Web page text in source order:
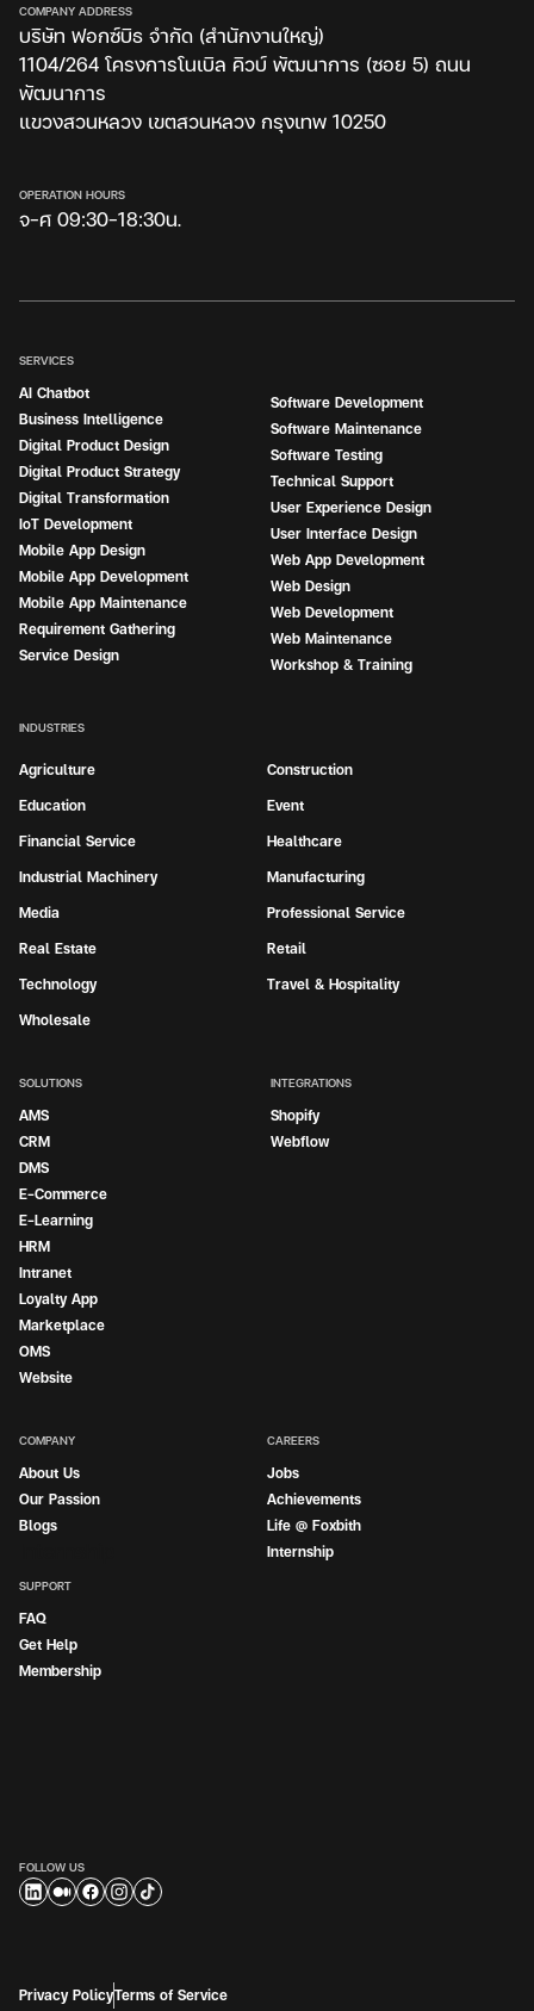
COMPANY ADDRESS
บริษัท ฟอกซ์บิธ จำกัด (สำนักงานใหญ่)
1104/264 โครงการโนเบิล คิวบ์ พัฒนาการ (ซอย 5) ถนน
พัฒนาการ
แขวงสวนหลวง เขตสวนหลวง กรุงเทพ 10250
OPERATION HOURS
จ-ศ 09:30-18:30น.
SERVICES
AI Chatbot
Business Intelligence
Digital Product Design
Digital Product Strategy
Digital Transformation
IoT Development
Mobile App Design
Mobile App Development
Mobile App Maintenance
Requirement Gathering
Service Design
Software Development
Software Maintenance
Software Testing
Technical Support
User Experience Design
User Interface Design
Web App Development
Web Design
Web Development
Web Maintenance
Workshop & Training
SOLUTIONS
AMS
CRM
DMS
E-Commerce
E-Learning
HRM
Intranet
Loyalty App
Marketplace
OMS
Website
INTEGRATIONS
Shopify
Webflow
INDUSTRIES
Agriculture
Construction
Education
Event
Financial Service
Healthcare
Industrial Machinery
Manufacturing
Media
Professional Service
Real Estate
Retail
Technology
Travel & Hospitality
Wholesale
COMPANY
About Us
Our Passion
Blogs
CAREERS
Jobs
Achievements
Life @ Foxbith
Internship
SUPPORT
FAQ
Get Help
Membership
FOLLOW US
Privacy PolicyTerms of Service